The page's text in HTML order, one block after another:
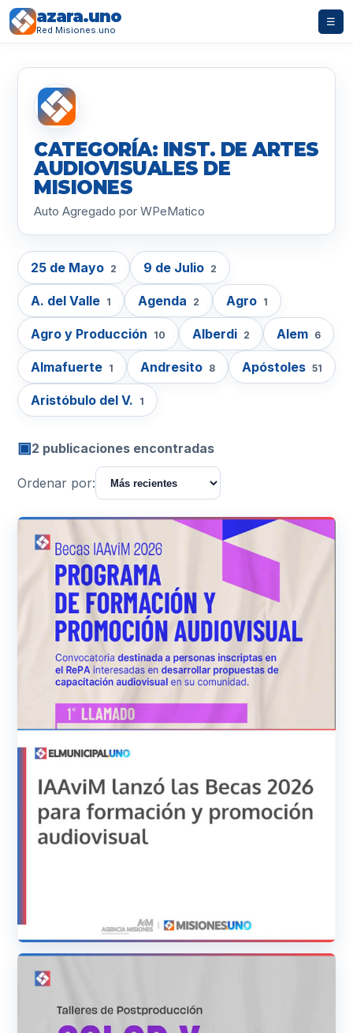
azara.uno
Red Misiones.uno
☰
CATEGORÍA: INST. DE ARTES
AUDIOVISUALES DE
MISIONES
Auto Agregado por WPeMatico
25 de Mayo 2 9 de Julio 2
A. del Valle 1 Agenda 2 Agro 1
Agro y Producción 10 Alberdi 2 Alem 6
Almafuerte 1 Andresito 8 Apóstoles 51
Aristóbulo del V. 1
▣2 publicaciones encontradas
Ordenar por: